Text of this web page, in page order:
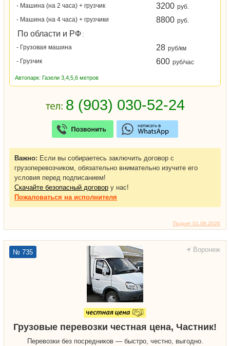
Поднят 01.08.2026
- Машина (на 2 часа) + грузчик
3200 руб.
- Машина (на 4 часа) + грузчики
8800 руб.
По области и РФ :
- Грузовая машина
28 руб/км
- Грузчик
600 руб/час
Автопарк: Газели 3,4,5,6 метров
Важно: Если вы собираетесь заключить договор с
грузоперевозчиком, обязательно внимательно изучите его
условия перед подписанием!
Скачайте безопасный договор у нас!
Пожаловаться на исполнителя
Воронеж
№ 735
Грузовые перевозки честная цена, Частник!
Перевозки без посредников — быстро, честно, выгодно.